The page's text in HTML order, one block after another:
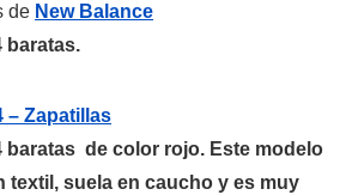
de New Balance
.
– Zapatillas
de color rojo. Este modelo
textil, suela en caucho y es muy